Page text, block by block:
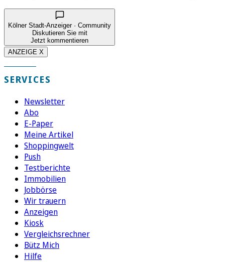
Kölner Stadt-Anzeiger · Community
Diskutieren Sie mit
Jetzt kommentieren
ANZEIGE X
SERVICES
Newsletter
Abo
E-Paper
Meine Artikel
Shoppingwelt
Push
Testberichte
Immobilien
Jobbörse
Wir trauern
Anzeigen
Kiosk
Vergleichsrechner
Bütz Mich
Hilfe